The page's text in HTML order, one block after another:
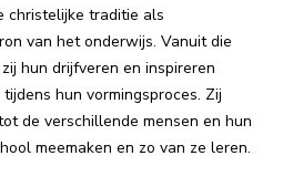
christelijke traditie als
van het onderwijs. Vanuit die
hun drijfveren en inspireren
hun vormingsproces. Zij
de verschillende mensen en hun
meemaken en zo van ze leren.